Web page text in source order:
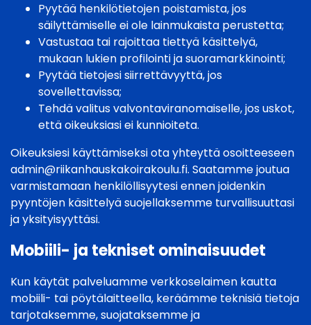
Pyytää henkilötietojen poistamista, jos
säilyttämiselle ei ole lainmukaista perustetta;
Vastustaa tai rajoittaa tiettyä käsittelyä,
mukaan lukien profilointi ja suoramarkkinointi;
Pyytää tietojesi siirrettävyyttä, jos
sovellettavissa;
Tehdä valitus valvontaviranomaiselle, jos uskot,
että oikeuksiasi ei kunnioiteta.
Oikeuksiesi käyttämiseksi ota yhteyttä osoitteeseen
admin@riikanhauskakoirakoulu.fi. Saatamme joutua
varmistamaan henkilöllisyytesi ennen joidenkin
pyyntöjen käsittelyä suojellaksemme turvallisuuttasi
ja yksityisyyttäsi.
Mobiili- ja tekniset ominaisuudet
Kun käytät palveluamme verkkoselaimen kautta
mobiili- tai pöytälaitteella, keräämme teknisiä tietoja
tarjotaksemme, suojataksemme ja